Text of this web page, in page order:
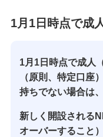
1月1日時点で成
1月1日時点で成人
（原則、特定口座
持ちでない場合は
新しく開設される
オーバーすること